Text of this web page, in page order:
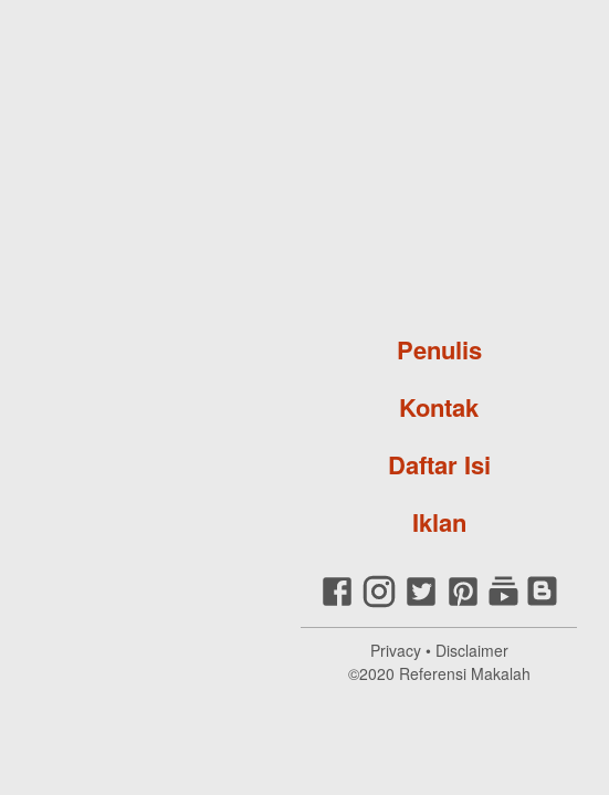
Penulis
Kontak
Daftar Isi
Iklan
Privacy• Disclaimer
©2020 Referensi Makalah